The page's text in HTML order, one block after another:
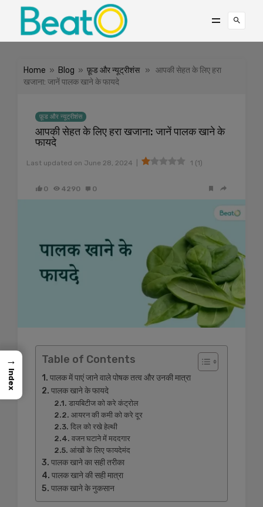
Home » Blog » फ़ूड और न्यूट्रीशंस» आपकी सेहत के लिए हरा
खजाना: जानें पालक खाने के फायदे
फ़ूड और न्यूट्रीशंस
आपकी सेहत के लिए हरा खजाना: जानें पालक खाने के
फायदे
Last updated on June 28, 2024 1 (1)
0 4290 0
Table of Contents
पालक में पाएं जाने वाले पोषक तत्व और उनकी मात्रा
पालक खाने के फायदे
डायबिटीज को करे कंट्रोल
आयरन की कमी को करे दूर
दिल को रखे हेल्थी
वजन घटाने में मददगार
आंखों के लिए फायदेमंद
पालक खाने का सही तरीका
पालक खाने की सही मात्रा
पालक खाने के नुकसान
→
Index